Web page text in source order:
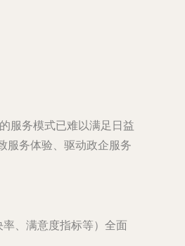
服务模式已难以满足日益
服务体验、驱动政企服务
、满意度指标等）全面